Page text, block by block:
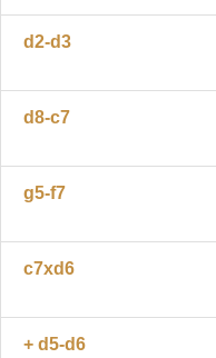
d2-d3
d8-c7
g5-f7
c7xd6
+ d5-d6